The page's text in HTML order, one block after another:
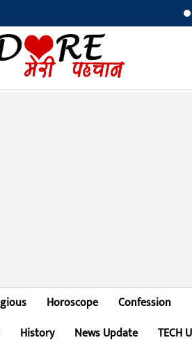
माँ
Horoscope Confession
History News Update TECH